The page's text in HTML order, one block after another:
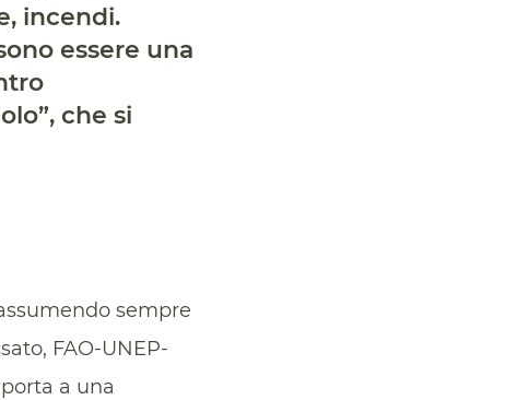
incendi.
essere una
che si
sempre
FAO-UNEP-
a una